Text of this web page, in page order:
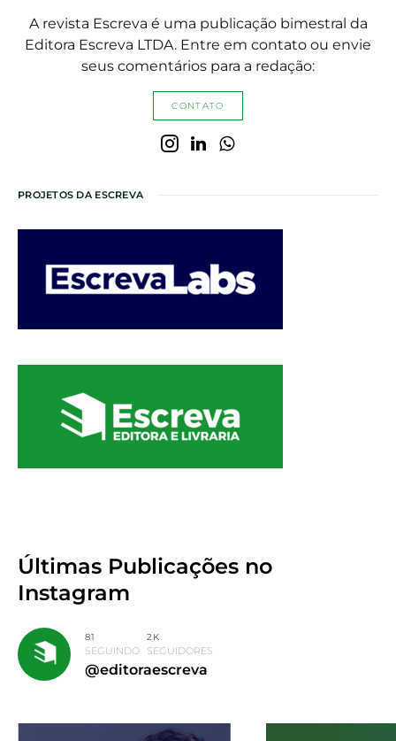
A revista Escreva é uma publicação bimestral da
Editora Escreva LTDA. Entre em contato ou envie
seus comentários para a redação:
CONTATO
PROJETOS DA ESCREVA
Últimas Publicações no
Instagram
81
SEGUINDO
2K
SEGUIDORES
@editoraescreva